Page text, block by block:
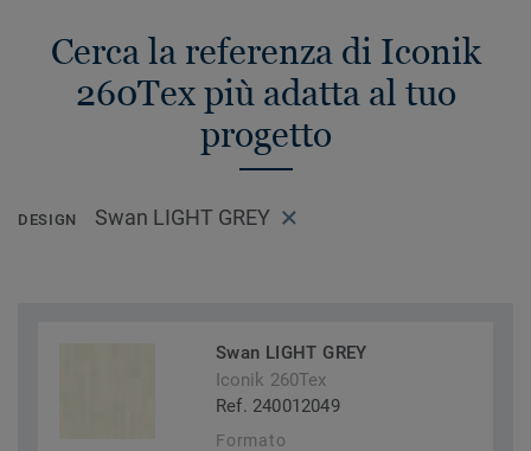
Cerca la referenza di Iconik
260Tex più adatta al tuo
progetto
DESIGN Swan LIGHT GREY
Swan LIGHT GREY
Iconik 260Tex
Ref. 240012049
Formato